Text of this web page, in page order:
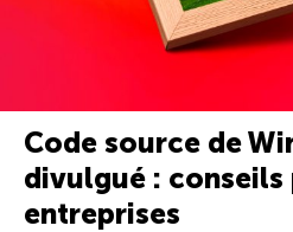
Code source de
divulgué : conseils
entreprises